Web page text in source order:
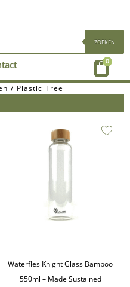
ZOEKEN
0
/ Plastic Free
Waterfles Knight Glass Bamboo
550ml – Made Sustained